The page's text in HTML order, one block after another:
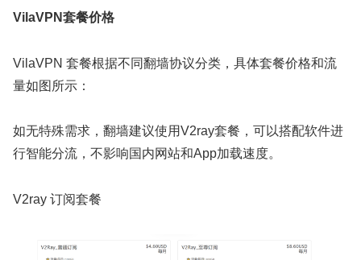
VilaVPN套餐价格
VilaVPN 套餐根据不同翻墙协议分类，具体套餐价格和流
量如图所示：
如无特殊需求，翻墙建议使用V2ray套餐，可以搭配软件进
行智能分流，不影响国内网站和App加载速度。
V2ray 订阅套餐